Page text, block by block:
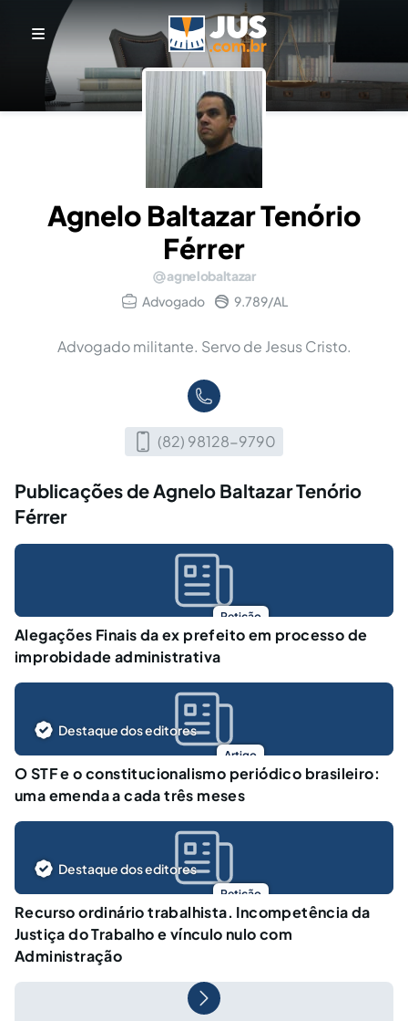
Agnelo Baltazar Tenório
Férrer
agnelobaltazar
Advogado
9.789/AL
Advogado militante. Servo de Jesus Cristo.
(82) 98128-9790
Publicações de Agnelo Baltazar Tenório
Férrer
Petição
Alegações Finais da ex prefeito em processo de
improbidade administrativa
Artigo
Destaque dos editores
O STF e o constitucionalismo periódico brasileiro:
uma emenda a cada três meses
Petição
Destaque dos editores
Recurso ordinário trabalhista. Incompetência da
Justiça do Trabalho e vínculo nulo com
Administração